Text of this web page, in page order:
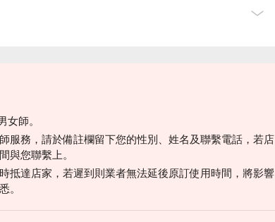
師。
服務，請於備註欄留下您的性別、姓名及聯繫電話，若店
與您聯繫上。
抵達店家，若遲到則業者無法延後原訂使用時間，將影響
。